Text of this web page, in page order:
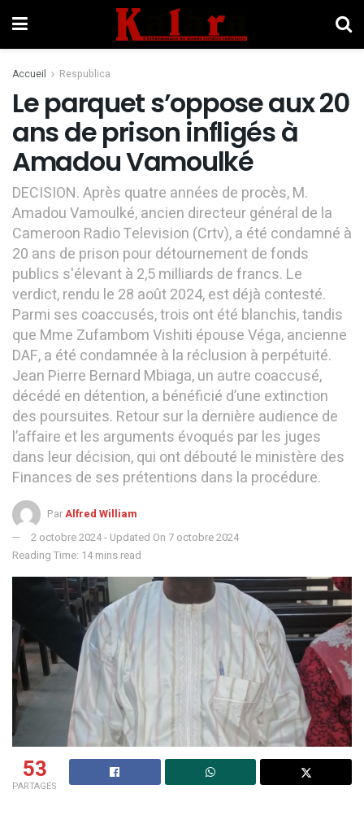
Accueil Respublica
Le parquet s’oppose aux 20
ans de prison infligés à
Amadou Vamoulké
DECISION. Après quatre années de procès, M.
Amadou Vamoulké, ancien directeur général de la
Cameroon Radio Television (Crtv), a été condamné à
20 ans de prison pour détournement de fonds
publics s'élevant à 2,5 milliards de francs. Le
verdict, rendu le 28 août 2024, est déjà contesté.
Parmi ses coaccusés, trois ont été blanchis, tandis
que Mme Zufambom Vishiti épouse Véga, ancienne
DAF, a été condamnée à la réclusion à perpétuité.
Jean Pierre Bernard Mbiaga, un autre coaccusé,
décédé en détention, a bénéficié d’une extinction
des poursuites. Retour sur la dernière audience de
l’affaire et les arguments évoqués par les juges
dans leur décision, qui ont débouté le ministère des
Finances de ses prétentions dans la procédure.
ParAlfred William
2 octobre 2024 - Updated On 7 octobre 2024
Reading Time: 14 mins read
53
PARTAGES